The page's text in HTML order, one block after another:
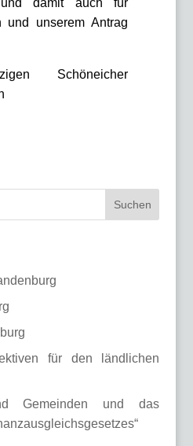
und damit auch für
und unserem Antrag
Schöneicher
für den ländlichen
Gemeinden und das